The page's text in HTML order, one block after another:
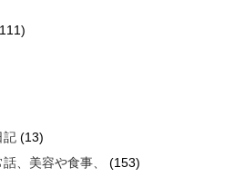
記 (13)
、美容や食事、
(153)